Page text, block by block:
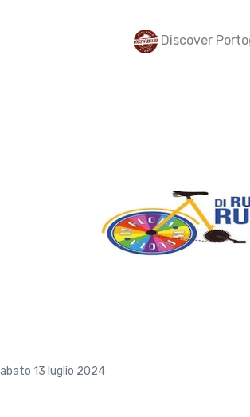
Discover
13 luglio 2024